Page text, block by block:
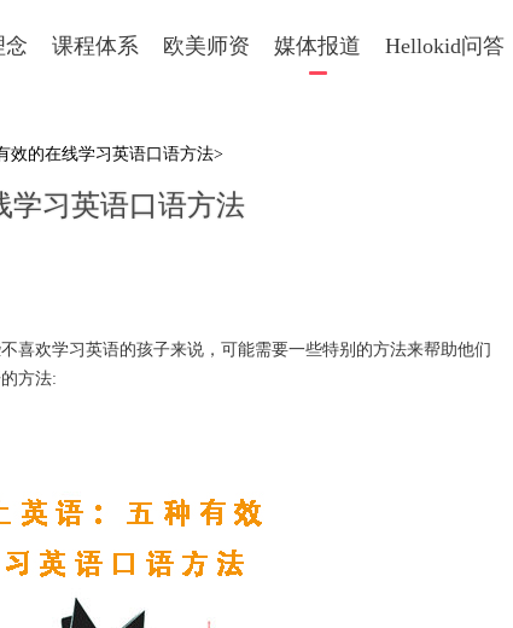
念 课程体系 欧美师资 媒体报道 Hellokid问答
效的在线学习英语口语方法>
学习英语口语方法
欢学习英语的孩子来说，可能需要一些特别的方法来帮助他们
方法: